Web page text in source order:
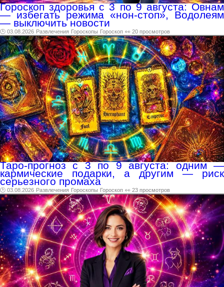
Гороскоп здоровья с 3 по 9 августа: Овнам
— избегать режима «нон-стоп», Водолеям
— выключить новости
🕑 03.08.2026 Развлечения Гороскопы Гороскоп 👀 20 просмотров
Таро-прогноз с 3 по 9 августа: одним —
кармические подарки, а другим — риск
серьезного промаха
🕑 03.08.2026 Развлечения Гороскопы Гороскоп 👀 23 просмотров